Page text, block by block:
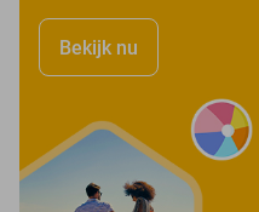
Bekijk nu